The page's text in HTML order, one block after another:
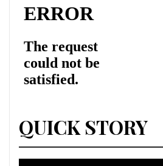
QUICK STORY